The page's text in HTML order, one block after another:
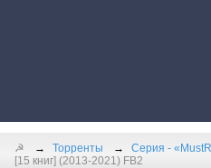
☭ Торренты
Серия -
[15 книг] (2013-2021) FB2